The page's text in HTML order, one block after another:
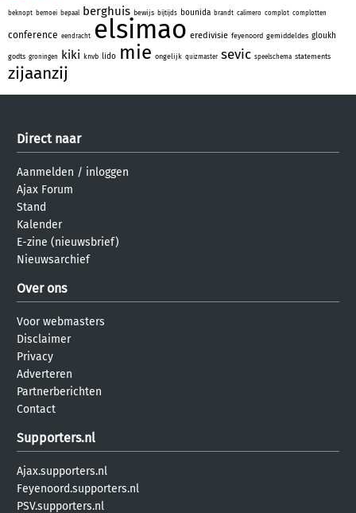
beknopt bemoei bepaal berghuis bewijs bijtijds bounida brandt calimero complot complotten
conference eendracht elsimao eredivisie feyenoord gemiddeldes gloukh
godts groningen kiki knvb lido mie ongelijk quizmaster sevic speelschema statements
zijaanzij
Direct naar
Aanmelden / inloggen
Ajax Forum
Stand
Kalender
E-zine (nieuwsbrief)
Nieuwsarchief
Over ons
Voor webmasters
Disclaimer
Privacy
Adverteren
Partnerberichten
Contact
Supporters.nl
Ajax.supporters.nl
Feyenoord.supporters.nl
PSV.supporters.nl